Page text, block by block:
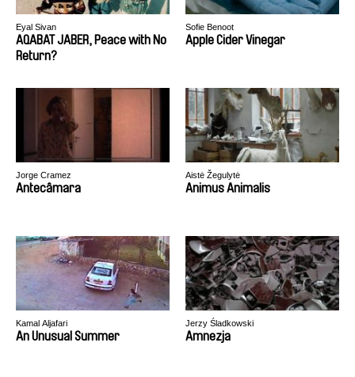
Eyal Sivan
AQABAT JABER, Peace with No
Return?
Sofie Benoot
Apple Cider Vinegar
Jorge Cramez
Antecâmara
Aistė Žegulytė
Animus Animalis
Kamal Aljafari
An Unusual Summer
Jerzy Śladkowski
Amnezja